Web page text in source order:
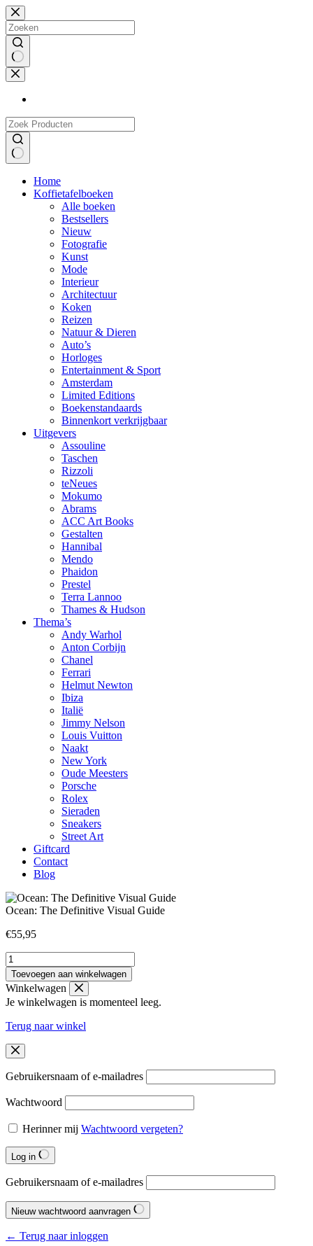
Doorgaan
naar
artikel
Geen
resultaten
resultatenHome
Koffietafelboeken
Alle boeken
Bestsellers
Nieuw
Fotografie
Kunst
Mode
Interieur
Architectuur
Koken
Reizen
Natuur & Dieren
Auto’s
Horloges
Entertainment & Sport
Amsterdam
Limited Editions
Boekenstandaards
Binnenkort verkrijgbaar
Uitgevers
Assouline
Taschen
Rizzoli
teNeues
Mokumo
Abrams
ACC Art Books
Gestalten
Hannibal
Mendo
Phaidon
Prestel
Terra Lannoo
Thames & Hudson
Thema’s
Andy Warhol
Anton Corbijn
Chanel
Ferrari
Helmut Newton
Ibiza
Italië
Jimmy Nelson
Louis Vuitton
Naakt
New York
Oude Meesters
Porsche
Rolex
Sieraden
Sneakers
Street Art
Giftcard
Contact
Blog
Ocean: The Definitive Visual Guide
€55,95
Ocean:
The
Definitive
Visual
Guide
aantal
Toevoegen aan winkelwagen
Winkelwagen
Je winkelwagen is momenteel leeg.
Terug naar winkel
Gebruikersnaam of e-mailadres
Wachtwoord
Herinner mij Wachtwoord vergeten?
Log in
Gebruikersnaam of e-mailadres
Nieuw wachtwoord aanvragen
← Terug naar inloggen